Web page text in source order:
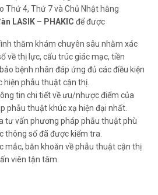
Thứ 4, Thứ 7 và Chủ Nhật hằng
LASIK – PHAKIC để được
thăm khám chuyên sâu nhằm xác
về thị lực, cấu trúc giác mạc, tiền
bệnh nhân đáp ứng đủ các điều kiện
hiện phẫu thuật cận thị.
tin chi tiết về ưu/nhược điểm của
phẫu thuật khúc xạ hiện đại nhất.
tư vấn phương pháp phẫu thuật phù
thông số đã được kiểm tra.
mắc, băn khoăn về phẫu thuật cận thị
viên tận tâm.